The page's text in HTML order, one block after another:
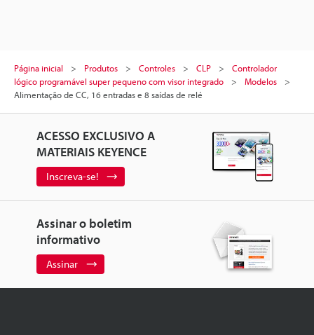
Página inicial Produtos Controles CLP
Controlador
lógico programável super pequeno com visor integrado
Modelos
Alimentação de CC, 16 entradas e 8 saídas de relé
ACESSO EXCLUSIVO A
MATERIAIS KEYENCE
Inscreva-se!
Assinar o boletim
informativo
Assinar